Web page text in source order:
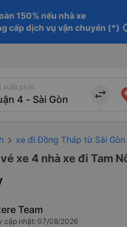
150% nếu nhà xe
cấp dịch vụ vận chuyển (*)
xuất phát
import_export
xe đi Đồng Tháp từ Sài Gòn
xe 4 nhà xe đi Tam
Team
cập nhật: 07/08/2026